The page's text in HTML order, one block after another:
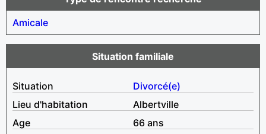
Amicale
Situation familiale
Situation
Divorcé(e)
Lieu d'habitation
Albertville
Age
66 ans